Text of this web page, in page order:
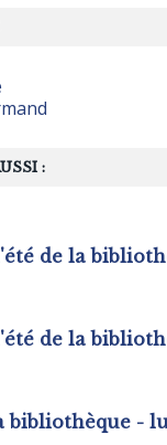
:
bibliothèque -